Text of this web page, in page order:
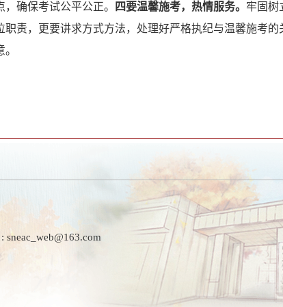
确保考试公平公正。
四要温馨施考，热情服务。 牢固树
责，更要讲求方式方法，处理好严格执纪与温馨施考的
sneac_web@163.com